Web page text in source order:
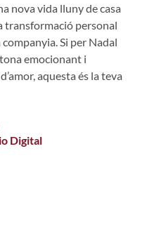
nova vida lluny de casa
transformació personal
Si per Nadal
emocionant i
aquesta és la teva
Digital